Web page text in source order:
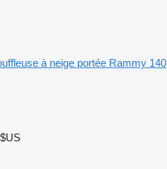
à neige portée Rammy 140